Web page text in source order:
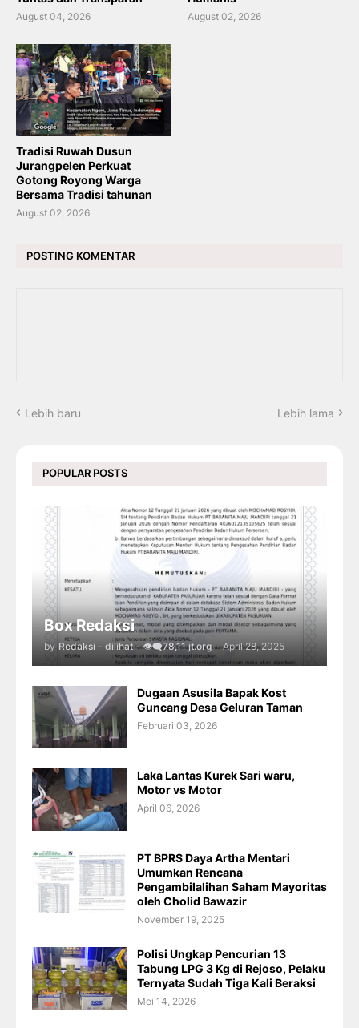
August 04, 2026 August 02, 2026
Tradisi Ruwah Dusun
Jurangpelen Perkuat
Gotong Royong Warga
Bersama Tradisi tahunan
August 02, 2026
POSTING KOMENTAR
Lebih baru Lebih lama
POPULAR POSTS
Box Redaksi
by Redaksi - dilihat - 👁️‍🗨️78,11 jt.org - April 28, 2025
Dugaan Asusila Bapak Kost
Guncang Desa Geluran Taman
Februari 03, 2026
Laka Lantas Kurek Sari waru,
Motor vs Motor
April 06, 2026
PT BPRS Daya Artha Mentari
Umumkan Rencana
Pengambilalihan Saham Mayoritas
oleh Cholid Bawazir
November 19, 2025
Polisi Ungkap Pencurian 13
Tabung LPG 3 Kg di Rejoso, Pelaku
Ternyata Sudah Tiga Kali Beraksi
Mei 14, 2026